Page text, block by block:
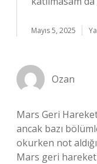
Mayıs 5, 2025
Ozan
Mars Geri
ancak bazı
okurken not
Mars geri